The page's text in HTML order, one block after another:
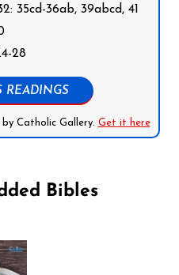
35cd-36ab, 39abcd, 41
28
READINGS
Catholic Gallery. Get it here
Bibles